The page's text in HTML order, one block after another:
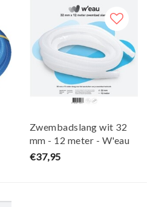
Zwembadslang wit 32
mm - 12 meter - W'eau
€37,95